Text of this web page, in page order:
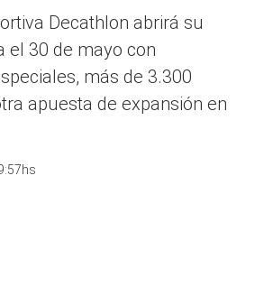
Decathlon abrirá su
el 30 de mayo con
más de 3.300
apuesta de expansión en